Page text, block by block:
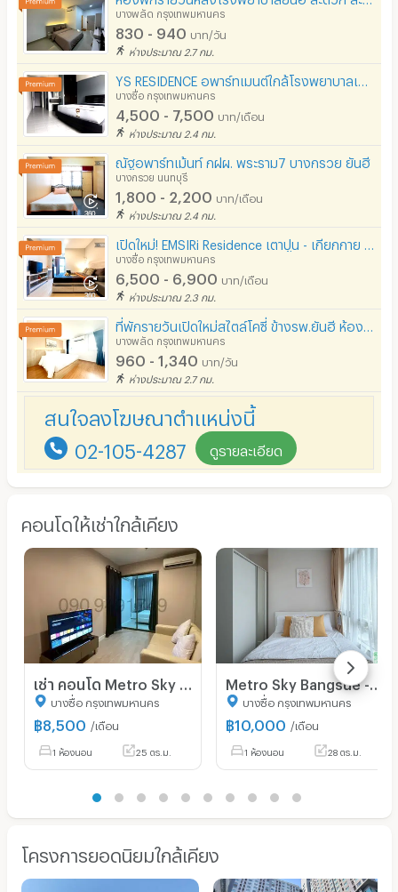
บางพลัด กรุงเทพมหานคร
830 - 940 บาท/วัน
ห่างประมาณ 2.7 กม.
บางซื่อ กรุงเทพมหานคร
4,500 - 7,500 บาท/เดือน
ห่างประมาณ 2.4 กม.
ณัฐอพาร์ทเม้นท์ กฝผ. พระราม7 บางกรวย ยันฮี
บางกรวย นนทบุรี
1,800 - 2,200 บาท/เดือน
ห่างประมาณ 2.4 กม.
บางซื่อ กรุงเทพมหานคร
6,500 - 6,900 บาท/เดือน
ห่างประมาณ 2.3 กม.
บางพลัด กรุงเทพมหานคร
960 - 1,340 บาท/วัน
ห่างประมาณ 2.7 กม.
สนใจลงโฆษณาตำแหน่งนี้
02-105-4287 ดูรายละเอียด
คอนโดให้เช่าใกล้เคียง
บางซื่อ กรุงเทพมหานคร
฿8,500 /เดือน
1 ห้องนอน 25 ตร.ม.
บางซื่อ กรุงเทพมหานคร
฿10,000 /เดือน
1 ห้องนอน 28 ตร.ม.
โครงการยอดนิยมใกล้เคียง